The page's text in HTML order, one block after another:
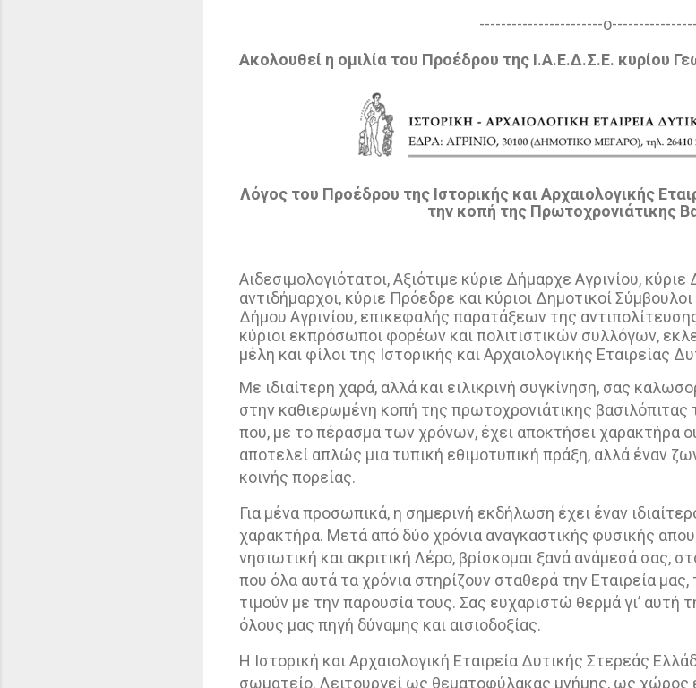
-----------------------
Ακολουθεί η ομιλία του Προέδρου της Ι.Α.Ε.Δ.Σ.Ε. κυρίου
Λόγος του Προέδρου της Ιστορικής και Αρχαιολογικής
την κοπή της Πρωτοχρονιάτικης
Αιδεσιμολογιότατοι, Αξιότιμε κύριε Δήμαρχε Αγρινίου,
αντιδήμαρχοι, κύριε Πρόεδρε και κύριοι Δημοτικοί
Δήμου Αγρινίου, επικεφαλής παρατάξεων της
κύριοι εκπρόσωποι φορέων και πολιτιστικών συλλόγων,
μέλη και φίλοι της Ιστορικής και Αρχαιολογικής Εταιρείας
Με ιδιαίτερη χαρά, αλλά και ειλικρινή συγκίνηση, σας
στην καθιερωμένη κοπή της πρωτοχρονιάτικης βασιλόπιτας
που, με το πέρασμα των χρόνων, έχει αποκτήσει χαρακτήρα
αποτελεί απλώς μια τυπική εθιμοτυπική πράξη, αλλά έναν
κοινής πορείας.
Για μένα προσωπικά, η σημερινή εκδήλωση έχει έναν
χαρακτήρα. Μετά από δύο χρόνια αναγκαστικής φυσικής
νησιωτική και ακριτική Λέρο, βρίσκομαι ξανά ανάμεσά σας,
που όλα αυτά τα χρόνια στηρίζουν σταθερά την Εταιρεία
τιμούν με την παρουσία τους. Σας ευχαριστώ θερμά γι’ αυτή
όλους μας πηγή δύναμης και αισιοδοξίας.
Η Ιστορική και Αρχαιολογική Εταιρεία Δυτικής Στερεάς
σωματείο. Λειτουργεί ως θεματοφύλακας μνήμης, ως χώρος